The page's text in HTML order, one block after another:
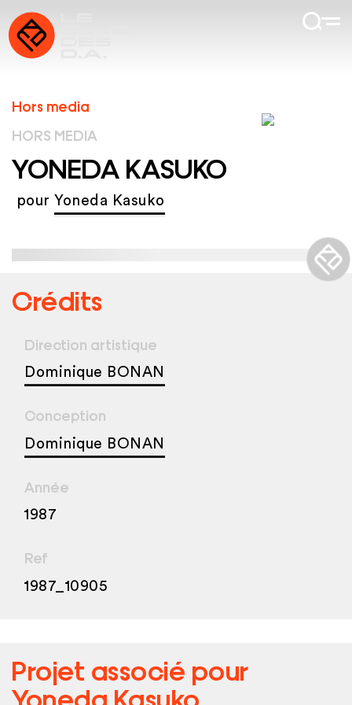
Hors media
HORS MEDIA
YONEDA KASUKO
pour Yoneda Kasuko
Crédits
Direction artistique
Dominique BONAN
Conception
Dominique BONAN
Année
1987
Ref
1987_10905
Projet associé pour
Yoneda Kasuko